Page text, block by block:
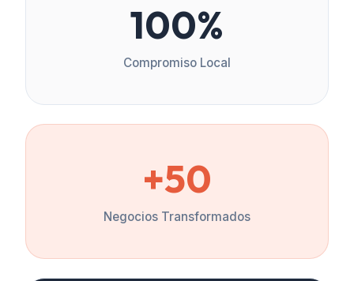
100%
Compromiso Local
+50
Negocios Transformados